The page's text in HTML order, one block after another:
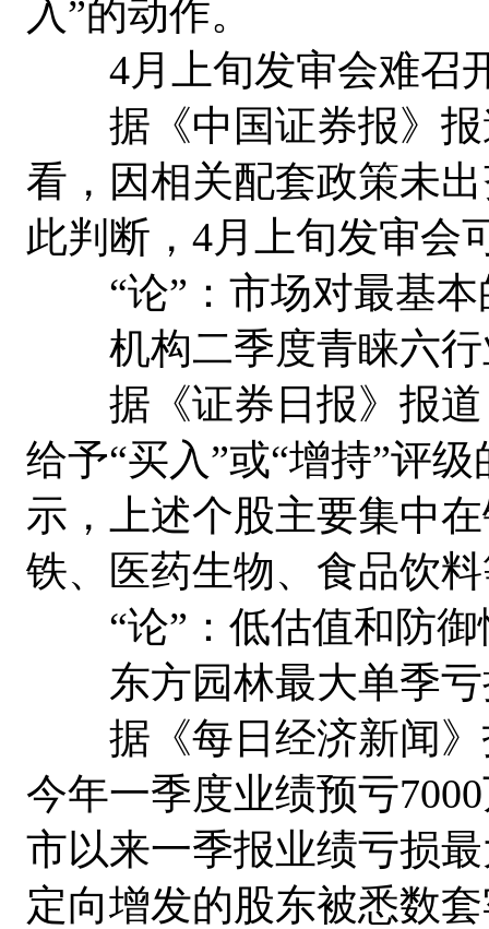
入”的动作。
4月上旬发审会难召
据《中国证券报》报
看，因相关配套政策未
此判断，4月上旬发审会
“论”：市场对最基本
机构二季度青睐六行
据《证券日报》报道
给予“买入”或“增持”评
示，上述个股主要集中
铁、医药生物、食品饮
“论”：低估值和防御
东方园林最大单季亏
据《每日经济新闻》
今年一季度业绩预亏
市以来一季报业绩亏损
定向增发的股东被悉数